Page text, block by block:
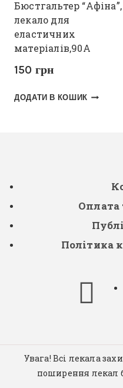
Бюстгальтер “Афіна”,
лекало для
еластичних
матеріалів,90А
150 грн
ДОДАТИ В КОШИК
Оплата
Політика
Увага! Всі лекала
поширення лекал